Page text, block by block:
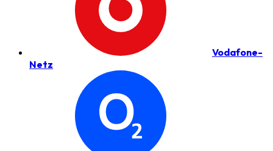
Vodafone-
Netz